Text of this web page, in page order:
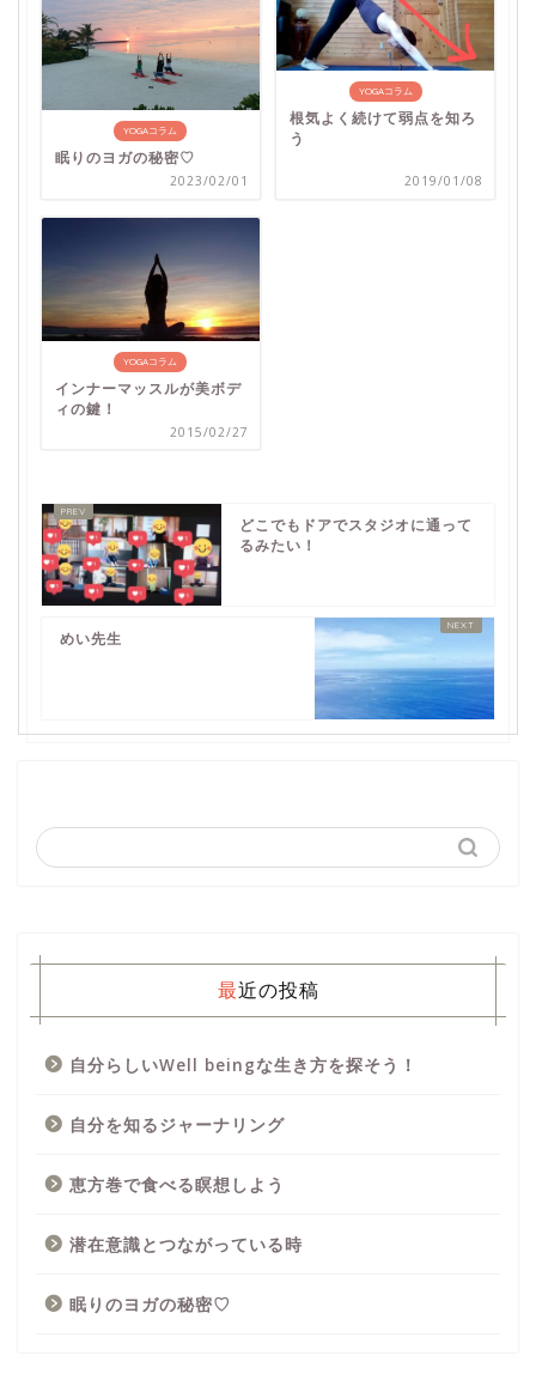
YOGAコラム
眠りのヨガの秘密♡
2023/02/01
YOGAコラム
根気よく続けて弱点を知ろ
う
2019/01/08
YOGAコラム
インナーマッスルが美ボデ
ィの鍵！
2015/02/27
どこでもドアでスタジオに通って
るみたい！
めい先生
最近の投稿
自分らしいWell beingな生き方を探そう！
自分を知るジャーナリング
恵方巻で食べる瞑想しよう
潜在意識とつながっている時
眠りのヨガの秘密♡